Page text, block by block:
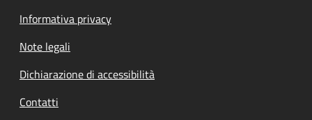
Informativa privacy
Note legali
Dichiarazione di accessibilità
Contatti